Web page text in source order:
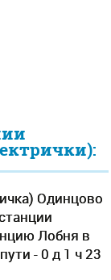
Одинцово
Лобня в
- 0 д 1 ч 23